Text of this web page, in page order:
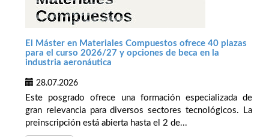
El Máster en Materiales Compuestos ofrece 40 plazas
para el curso 2026/27 y opciones de beca en la
industria aeronáutica
28.07.2026
Este posgrado ofrece una formación especializada de
gran relevancia para diversos sectores tecnológicos. La
preinscripción está abierta hasta el 2 de...